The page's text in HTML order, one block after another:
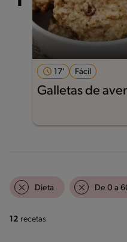
17' Fácil
Galletas de
Dieta De 0 a
12 recetas